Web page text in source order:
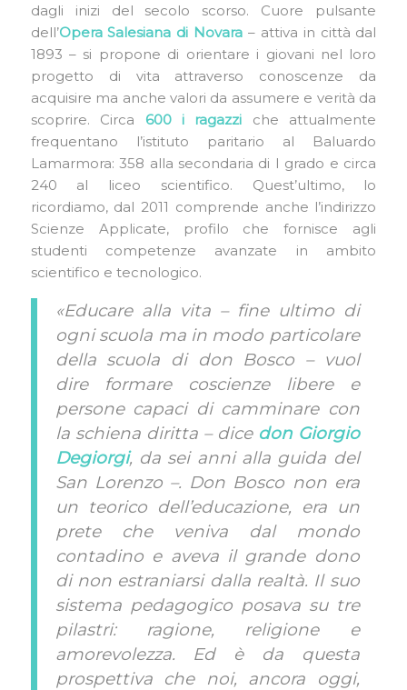
dagli inizi del secolo scorso. Cuore pulsante
dell’Opera Salesiana di Novara – attiva in città dal
1893 – si propone di orientare i giovani nel loro
progetto di vita attraverso conoscenze da
acquisire ma anche valori da assumere e verità da
scoprire. Circa 600 i ragazzi che attualmente
frequentano l’istituto paritario al Baluardo
Lamarmora: 358 alla secondaria di I grado e circa
240 al liceo scientifico. Quest’ultimo, lo
ricordiamo, dal 2011 comprende anche l’indirizzo
Scienze Applicate, profilo che fornisce agli
studenti competenze avanzate in ambito
scientifico e tecnologico.
«Educare alla vita – fine ultimo di
ogni scuola ma in modo particolare
della scuola di don Bosco – vuol
dire formare coscienze libere e
persone capaci di camminare con
la schiena diritta – dice don Giorgio
Degiorgi, da sei anni alla guida del
San Lorenzo –. Don Bosco non era
un teorico dell’educazione, era un
prete che veniva dal mondo
contadino e aveva il grande dono
di non estraniarsi dalla realtà. Il suo
sistema pedagogico posava su tre
pilastri: ragione, religione e
amorevolezza. Ed è da questa
prospettiva che noi, ancora oggi,